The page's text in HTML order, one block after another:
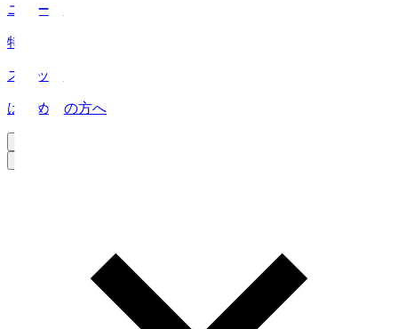
ニュース
特集
スタッツ
はじめての方へ